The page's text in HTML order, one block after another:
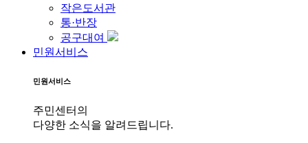
작은도서관
통·반장
공구대여
민원서비스
민원서비스
주민센터의
다양한 소식을 알려드립니다.